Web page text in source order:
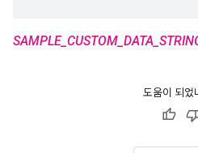
도움이 되었